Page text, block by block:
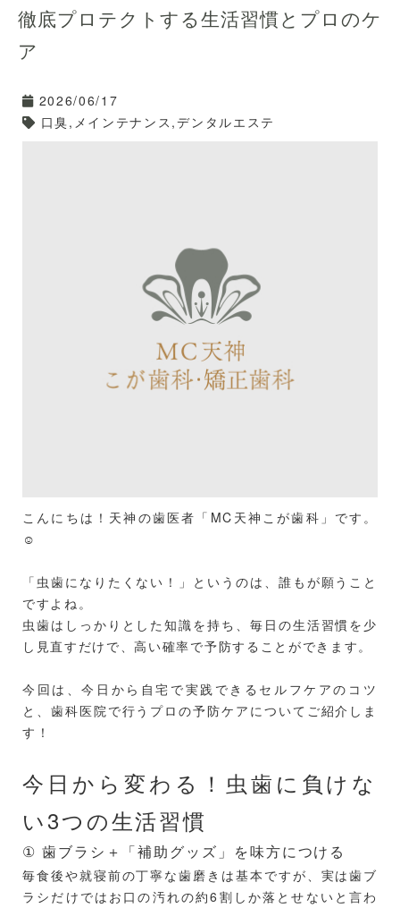
徹底プロテクトする生活習慣とプロのケ
ア
2026/06/17
口臭,メインテナンス,デンタルエステ
こんにちは！天神の歯医者「MC天神こが歯科」です。
☺️
「虫歯になりたくない！」というのは、誰もが願うこと
ですよね。
虫歯はしっかりとした知識を持ち、毎日の生活習慣を少
し見直すだけで、高い確率で予防することができます。
今回は、今日から自宅で実践できるセルフケアのコツ
と、歯科医院で行うプロの予防ケアについてご紹介しま
す！
今日から変わる！虫歯に負けな
い3つの生活習慣
① 歯ブラシ＋「補助グッズ」を味方につける
毎食後や就寝前の丁寧な歯磨きは基本ですが、実は歯ブ
ラシだけではお口の汚れの約6割しか落とせないと言わ